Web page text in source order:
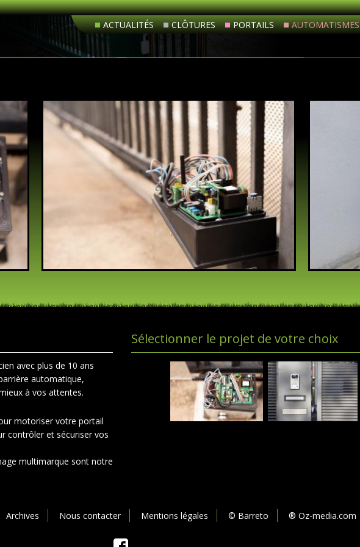
ACTUALITÉS
CLÔTURES PORTAILS AUTOMATISMES
avec plus de 10 ans
automatique,
à vos attentes.
motoriser votre portail
contrôler et sécuriser vos
multimarque sont notre
Sélectionner le projet de votre choix
Archives Nous contacter Mentions légales © Barreto ® Oz-media.com